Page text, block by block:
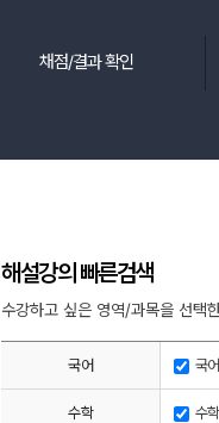
채점/결과 확인
해설강의 빠른검색
수강하고 싶은 영역/과목을 선택
국어 국어
수학 수학